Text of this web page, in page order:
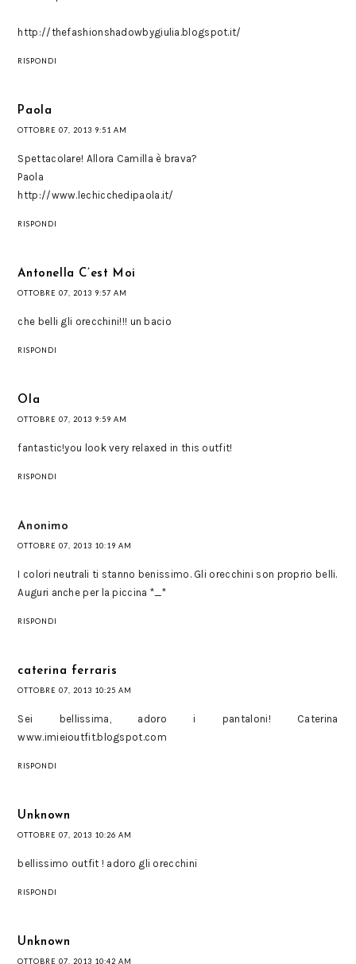
http://thefashionshadowbygiulia.blogspot.it/
RISPONDI
Paola
OTTOBRE 07, 2013 9:51 AM
Spettacolare! Allora Camilla è brava?
Paola
http://www.lechicchedipaola.it/
RISPONDI
Antonella C’est Moi
OTTOBRE 07, 2013 9:57 AM
che belli gli orecchini!!! un bacio
RISPONDI
Ola
OTTOBRE 07, 2013 9:59 AM
fantastic!you look very relaxed in this outfit!
RISPONDI
Anonimo
OTTOBRE 07, 2013 10:19 AM
I colori neutrali ti stanno benissimo. Gli orecchini son proprio belli.
Auguri anche per la piccina *_*
RISPONDI
caterina ferraris
OTTOBRE 07, 2013 10:25 AM
Sei bellissima, adoro i pantaloni! Caterina
www.imieioutfit.blogspot.com
RISPONDI
Unknown
OTTOBRE 07, 2013 10:26 AM
bellissimo outfit ! adoro gli orecchini
RISPONDI
Unknown
OTTOBRE 07, 2013 10:42 AM